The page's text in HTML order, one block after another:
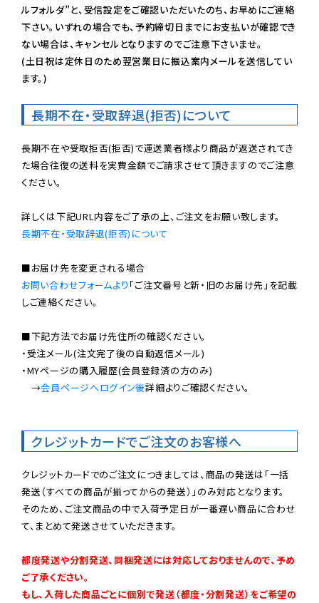
ルフォルダ”と、受信設定をご確認いただいたのち、お早めにご連絡
下さい。いずれの場合でも、予約締切日までにお支払いが確認でき
ない場合は、キャンセルとなりますのでご注意下さいませ。
(土日祝は定休日のため翌営業日に振込案内メールを送信してい
ます。)
長期不在・受取辞退(拒否)について
長期不在や受取拒否(拒否)で運送業者様より商品が返送されてき
た場合往復の送料を実費金額でご請求させて頂きますのでご注意
ください。
長期不在・受取辞退(拒否)について
お問い合わせフォームより 「ご注文番号と新・旧のお届け先」を記載
しご連絡ください。
■下記方法でお届け先住所の確認ください。
・受注メール(注文完了後の自動返信メール)
・MYページの購入履歴(会員登録済の方のみ)
→会員ページへログイン後詳細よりご確認ください。
クレジットカードでご注文のお客様へ
クレジットカードでのご注文につきましては、商品の発送は「一括
発送（すべての商品が揃ってからの発送）」のみ対応となります。
そのため、ご注文商品の中で入荷予定日が一番遅い商品に合わせ
て、まとめて発送させていただきます。
都度発送や分割発送、同梱発送には対応しておりませんので、予め
ご了承ください。
もし、入荷した商品ごとに個別で発送（都度・分割発送）をご希望の